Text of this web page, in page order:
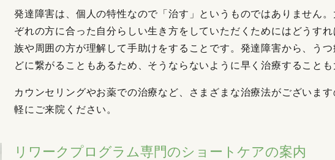
発達障害は、個人の特性なので「治す」というものではありません
ぞれの方に合った自分らしい生き方をしていただくためにはどうす
族や周囲の方が理解して手助けをすることです。発達障害から、う
どに繋がることもあるため、そうならないように早く治療することも
カウンセリングやお薬での治療など、さまざまな治療法がございま
軽にご来院ください。
リワークプログラム専門のショートケアの案内